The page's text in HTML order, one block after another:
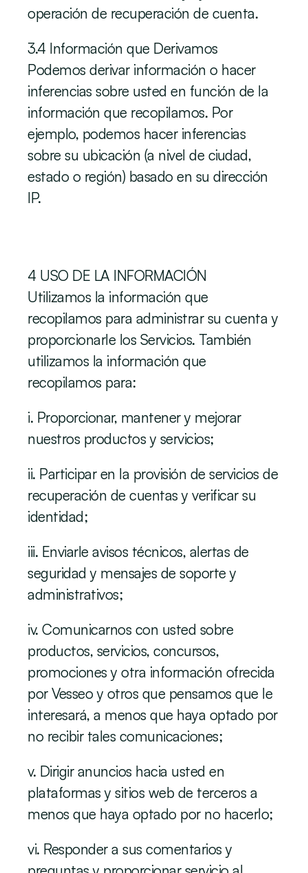
operación de recuperación de cuenta.
3.4 Información que Derivamos
Podemos derivar información o hacer
inferencias sobre usted en función de la
información que recopilamos. Por
ejemplo, podemos hacer inferencias
sobre su ubicación (a nivel de ciudad,
estado o región) basado en su dirección
IP.
‍4 USO DE LA INFORMACIÓN
Utilizamos la información que
recopilamos para administrar su cuenta y
proporcionarle los Servicios. También
utilizamos la información que
recopilamos para:
i. Proporcionar, mantener y mejorar
nuestros productos y servicios;
ii. Participar en la provisión de servicios de
recuperación de cuentas y verificar su
identidad;
iii. Enviarle avisos técnicos, alertas de
seguridad y mensajes de soporte y
administrativos;
iv. Comunicarnos con usted sobre
productos, servicios, concursos,
promociones y otra información ofrecida
por Vesseo y otros que pensamos que le
interesará, a menos que haya optado por
no recibir tales comunicaciones;
v. Dirigir anuncios hacia usted en
plataformas y sitios web de terceros a
menos que haya optado por no hacerlo;
vi. Responder a sus comentarios y